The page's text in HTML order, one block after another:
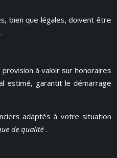
bien que légales, doivent être
à valoir sur honoraires
estimé, garantit le démarrage
adaptés à votre situation
de qualité .